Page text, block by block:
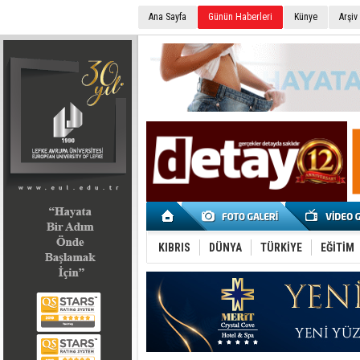
Ana Sayfa Günün Haberleri Künye Arşiv
KIBRIS DÜNYA TÜRKİYE EĞİTİM